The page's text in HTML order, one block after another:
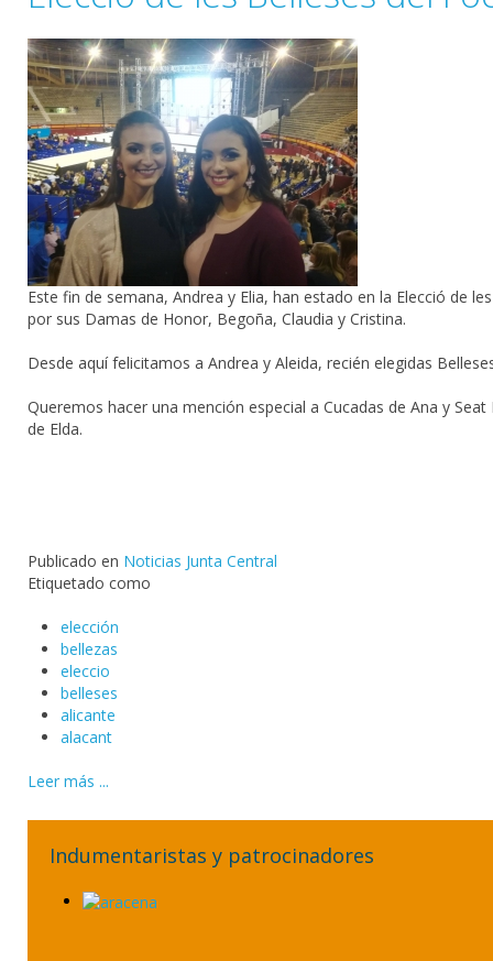
Este fin de semana, Andrea y Elia, han estado en la Elecció de
por sus Damas de Honor, Begoña, Claudia y Cristina.
Desde aquí felicitamos a Andrea y Aleida, recién elegidas
Queremos hacer una mención especial a Cucadas de Ana y Seat
de Elda.
Publicado en Noticias Junta Central
Etiquetado como
elección
bellezas
eleccio
belleses
alicante
alacant
Leer más ...
Indumentaristas y patrocinadores